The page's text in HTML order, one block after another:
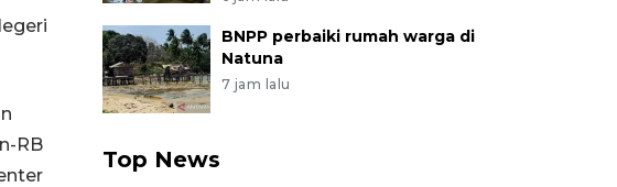
RB
BNPP perbaiki rumah warga di
Natuna
7 jam lalu
Top News